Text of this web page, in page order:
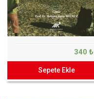
340 ₺
Sepete Ekle